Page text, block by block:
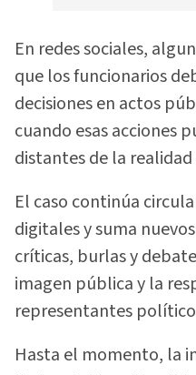
En redes sociales,
que los funcionarios
decisiones en actos
cuando esas acciones
distantes de la realidad
El caso continúa
digitales y suma
críticas, burlas y
imagen pública y la
representantes
Hasta el momento, la